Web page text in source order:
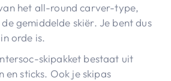
het all-round carver-type,
gemiddelde skiër. Je bent dus
orde is.
skipakket bestaat uit
en sticks. Ook je skipas